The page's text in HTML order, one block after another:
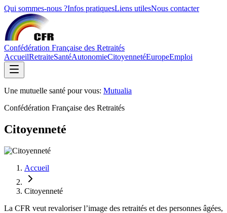
Qui sommes-nous ?Infos pratiquesLiens utilesNous contacter
Confédération Française des Retraités
AccueilRetraiteSantéAutonomieCitoyennetéEuropeEmploi
Une mutuelle santé pour vous: Mutualia
Confédération Française des Retraités
Citoyenneté
Accueil
Citoyenneté
La CFR veut revaloriser l’image des retraités et des personnes âgées,